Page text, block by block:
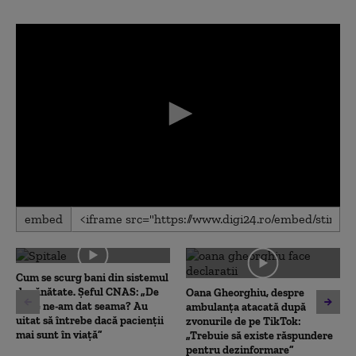
0
seconds
0
seconds
embed
Cum se scurg bani din sistemul
de sănătate. Șeful CNAS: „De
unde ne-am dat seama? Au
uitat să întrebe dacă pacienții
mai sunt în viață”
Oana Gheorghiu, despre
ambulanța atacată după
zvonurile de pe TikTok:
„Trebuie să existe răspundere
pentru dezinformare”